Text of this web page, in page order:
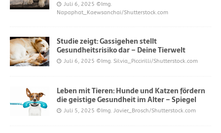
Juli 6, 2025 ©Img.
Napaphat_Kaewsanchai/Shutterstock.com
Studie zeigt: Gassigehen stellt
Gesundheitsrisiko dar – Deine Tierwelt
Juli 6, 2025 ©Img. Silvia_Piccirilli/Shutterstock.com
Leben mit Tieren: Hunde und Katzen fördern
die geistige Gesundheit im Alter – Spiegel
Juli 5, 2025 ©Img. Javier_Brosch/Shutterstock.com